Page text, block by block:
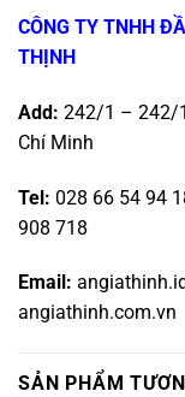
CÔNG TY TNHH
THỊNH
Add: 242/1 – 242/
Chí Minh
Tel: 028 66 54 94
908 718
Email:
angiathinh.com.vn
SẢN PHẨM